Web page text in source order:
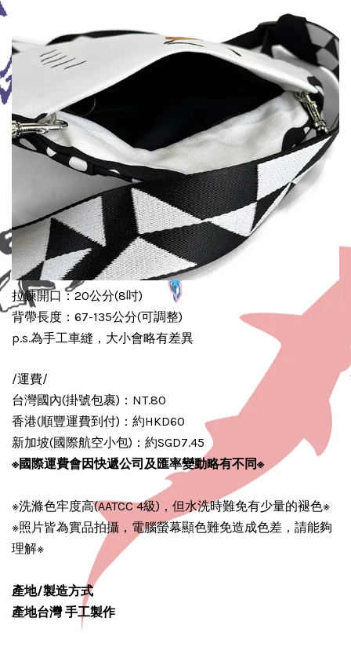
拉鍊開口：20公分(8吋)
背帶長度：67-135公分(可調整)
p.s.為手工車縫，大小會略有差異
/運費/
台灣國內(掛號包裹)：NT.80
香港(順豐運費到付)：約HKD60
新加坡(國際航空小包)：約SGD7.45
※國際運費會因快遞公司及匯率變動略有不同※
※洗滌色牢度高(AATCC 4級)，但水洗時難免有少量的褪色※
※照片皆為實品拍攝，電腦螢幕顯色難免造成色差，請能夠
理解※
產地/製造方式
產地台灣 手工製作